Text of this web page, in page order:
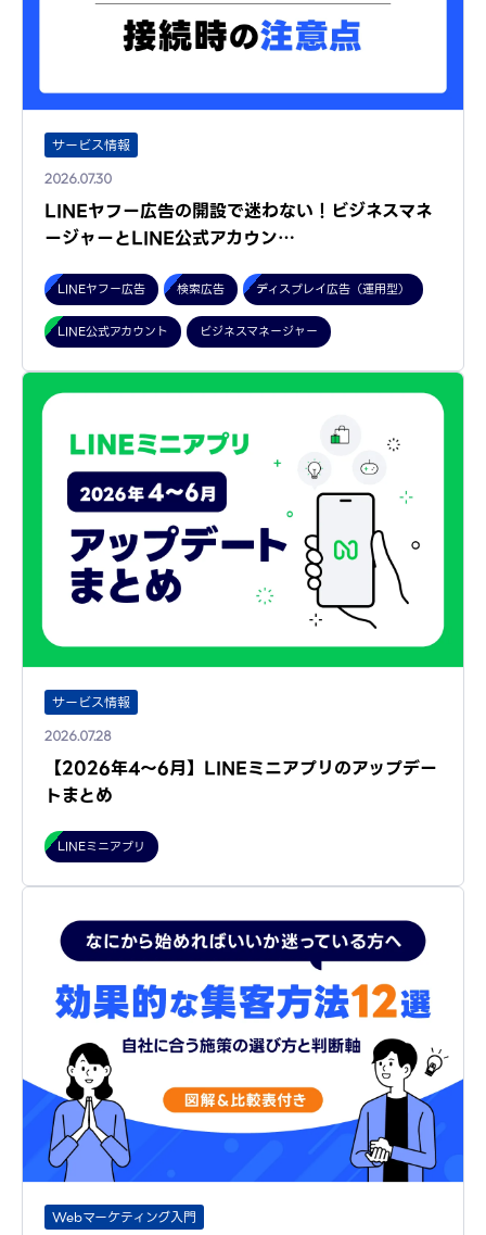
サービス情報
2026.07.30
LINEヤフー広告の開設で迷わない！ビジネスマネ
ージャーとLINE公式アカウン…
LINEヤフー広告 検索広告 ディスプレイ広告（運用型）
LINE公式アカウント ビジネスマネージャー
サービス情報
2026.07.28
【2026年4～6月】LINEミニアプリのアップデー
トまとめ
LINEミニアプリ
Webマーケティング入門